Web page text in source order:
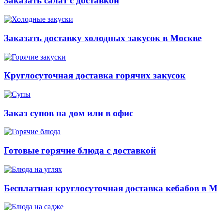
Заказать доставку холодных закусок в Москве
Круглосуточная доставка горячих закусок
Заказ супов на дом или в офис
Готовые горячие блюда с доставкой
Бесплатная круглосуточная доставка кебабов в